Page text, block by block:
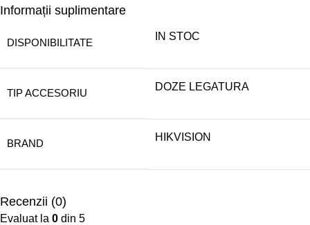
Informații suplimentare
DISPONIBILITATE
IN STOC
TIP ACCESORIU
DOZE LEGATURA
BRAND
HIKVISION
Recenzii (0)
Evaluat la 0 din 5